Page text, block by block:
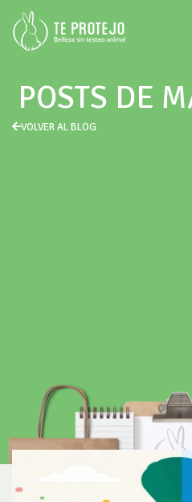
POSTS DE
VOLVER AL BLOG